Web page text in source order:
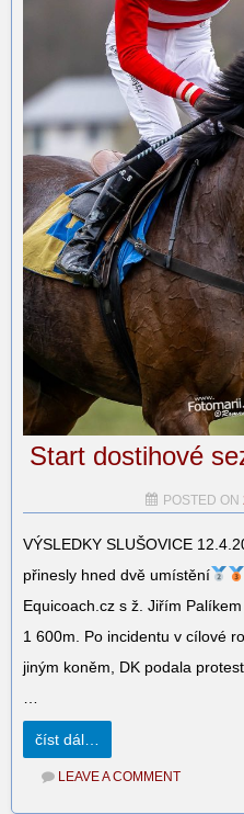
Start dostihové
POSTED ON
VÝSLEDKY SLUŠOVICE
přinesly hned dvě umístění
Equicoach.cz s ž. Jiřím
1 600m. Po incidentu v cílové
jiným koněm, DK podala
číst dál…
LEAVE A COMMENT